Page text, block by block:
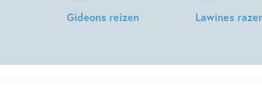
een voller leven heeft.'
'moderne' jeugdliteratuur
Gideons reizen
van
Lawines
van